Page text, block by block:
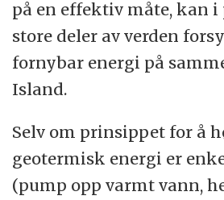
på en effektiv måte, kan
store deler av verden
fornybar energi på
Island.
Selv om prinsippet for å
geotermisk energi er
(pump opp varmt vann,